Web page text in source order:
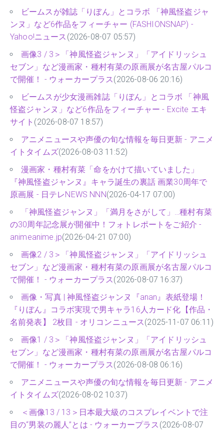
ビームスが雑誌「りぼん」とコラボ 「神風怪盗ジャ
ンヌ」など6作品をフィーチャー (FASHIONSNAP) -
Yahoo!ニュース (2026-08-07 05:57)
画像3 / 3＞「神風怪盗ジャンヌ」「アイドリッシュ
セブン」など漫画家・種村有菜の原画展が名古屋パルコ
で開催！ - ウォーカープラス(2026-08-06 20:16)
ビームスが少女漫画雑誌「りぼん」とコラボ 「神風
怪盗ジャンヌ」など6作品をフィーチャー - Excite エキ
サイト (2026-08-07 18:57)
アニメニュースや声優の旬な情報を毎日更新 - アニメ
イトタイムズ(2026-08-03 11:52)
漫画家・種村有菜「命をかけて描いていました」
『神風怪盗ジャンヌ』キャラ誕生の裏話 画業30周年で
原画展 - 日テレNEWS NNN(2026-04-17 07:00)
「神風怪盗ジャンヌ」「満月をさがして」…種村有菜
の30周年記念展が開催中！フォトレポートをご紹介 -
animeanime.jp(2026-04-21 07:00)
画像2 / 3＞「神風怪盗ジャンヌ」「アイドリッシュ
セブン」など漫画家・種村有菜の原画展が名古屋パルコ
で開催！ - ウォーカープラス(2026-08-07 16:37)
画像・写真 | 神風怪盗ジャンヌ『anan』表紙登場！
『りぼん』コラボ実現で男キャラ16人カード化【作品・
名前発表】 2枚目 - オリコンニュース(2025-11-07 06:11)
画像1 / 3＞「神風怪盗ジャンヌ」「アイドリッシュ
セブン」など漫画家・種村有菜の原画展が名古屋パルコ
で開催！ - ウォーカープラス(2026-08-08 06:16)
アニメニュースや声優の旬な情報を毎日更新 - アニメ
イトタイムズ(2026-08-02 10:37)
＜画像13 / 13＞日本最大級のコスプレイベントで注
目の“男装の麗人”とは - ウォーカープラス (2026-08-07